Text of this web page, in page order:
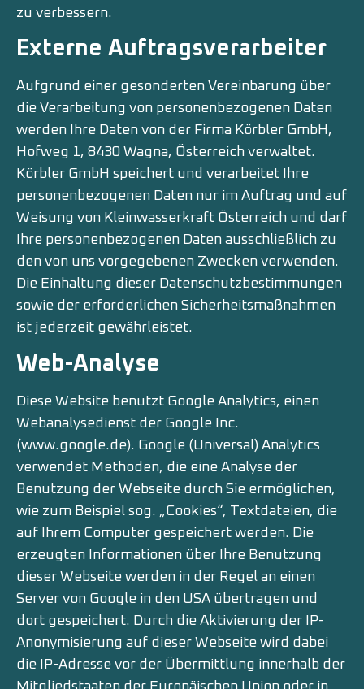
zu verbessern.
Externe Auftragsverarbeiter
Aufgrund einer gesonderten Vereinbarung über
die Verarbeitung von personenbezogenen Daten
werden Ihre Daten von der Firma Körbler GmbH,
Hofweg 1, 8430 Wagna, Österreich verwaltet.
Körbler GmbH speichert und verarbeitet Ihre
personenbezogenen Daten nur im Auftrag und auf
Weisung von Kleinwasserkraft Österreich und darf
Ihre personenbezogenen Daten ausschließlich zu
den von uns vorgegebenen Zwecken verwenden.
Die Einhaltung dieser Datenschutzbestimmungen
sowie der erforderlichen Sicherheitsmaßnahmen
ist jederzeit gewährleistet.
Web-Analyse
Diese Website benutzt Google Analytics, einen
Webanalysedienst der Google Inc.
(www.google.de). Google (Universal) Analytics
verwendet Methoden, die eine Analyse der
Benutzung der Webseite durch Sie ermöglichen,
wie zum Beispiel sog. „Cookies“, Textdateien, die
auf Ihrem Computer gespeichert werden. Die
erzeugten Informationen über Ihre Benutzung
dieser Webseite werden in der Regel an einen
Server von Google in den USA übertragen und
dort gespeichert. Durch die Aktivierung der IP-
Anonymisierung auf dieser Webseite wird dabei
die IP-Adresse vor der Übermittlung innerhalb der